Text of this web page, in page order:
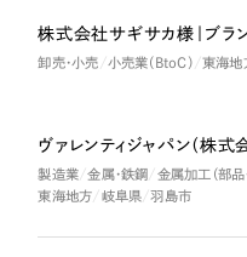
株式会社サギサカ様｜ブラン
卸売・小売 小売業（BtoC） 東海地
ヴァレンティジャパン（株式
製造業 金属・鉄鋼 金属加工（部品
東海地方
岐阜県 羽島市